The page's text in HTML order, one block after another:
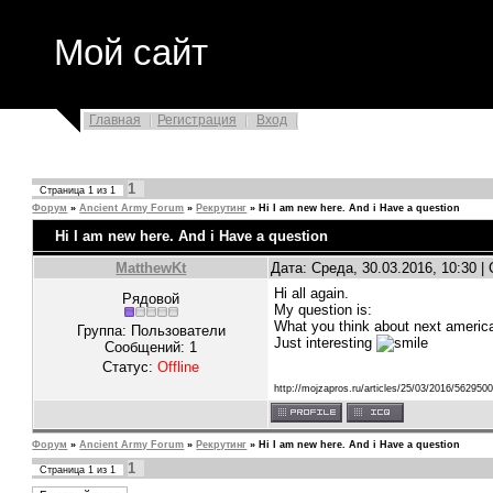
Мой сайт
Главная Регистрация Вход
Страница1 из1 1
Форум » Ancient Army Forum » Рекрутинг » Hi I am new here. And i Have a question
Hi I am new here. And i Have a question
MatthewKt
Дата: Среда, 30.03.2016, 10:30
Рядовой
Группа: Пользователи
Сообщений: 1
Статус:Offline
Hi all again.
My question is:
What you think about next
Just interesting
http://mojzapros.ru/articles/25/03/2016/
Форум » Ancient Army Forum » Рекрутинг » Hi I am new here. And i Have a question
Страница1 из1 1